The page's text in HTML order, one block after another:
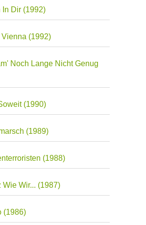
In Dir (1992)
Vienna (1992)
Noch Lange Nicht Genug
(1990)
(1989)
(1988)
Wie Wir... (1987)
(1986)